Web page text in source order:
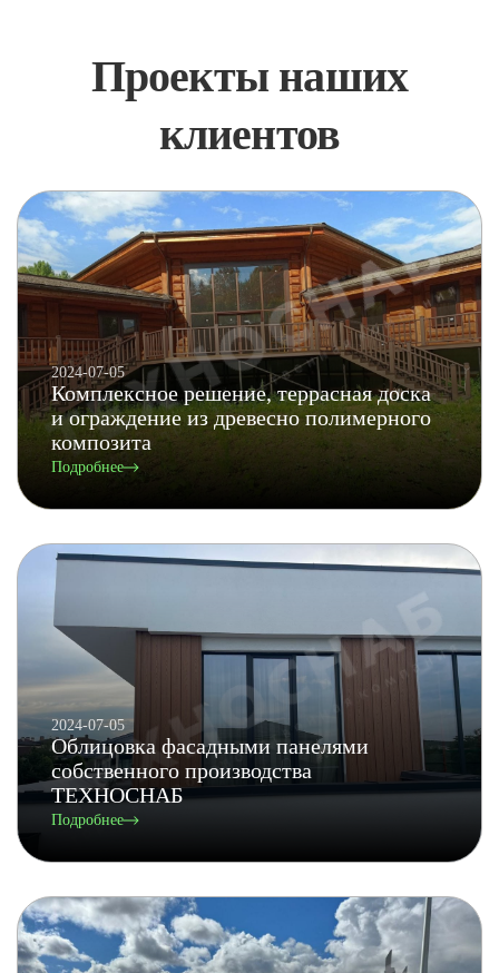
Проекты наших
клиентов
2024-07-05
Комплексное решение, террасная доска
и ограждение из древесно полимерного
композита
Подробнее
2024-07-05
Облицовка фасадными панелями
собственного производства
ТЕХНОСНАБ
Подробнее